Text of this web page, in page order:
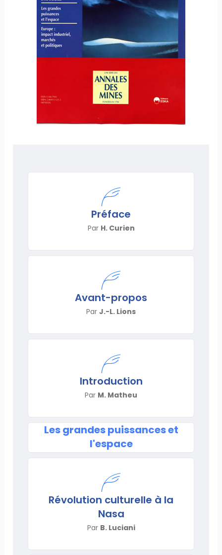
Préface
Par H. Curien
Avant-propos
Par J.-L. Lions
Introduction
Par M. Matheu
Les grandes puissances et
l'espace
Révolution culturelle à la
Nasa
Par B. Luciani